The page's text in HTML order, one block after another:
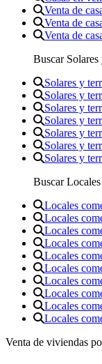
Venta de
Venta de
Venta de
Buscar Solares
Solares y
Solares y
Solares y
Solares y
Solares y
Solares y
Solares y
Buscar Locales
Locales
Locales
Locales
Locales
Locales
Locales
Locales
Locales
Locales
Locales
Venta de viviendas